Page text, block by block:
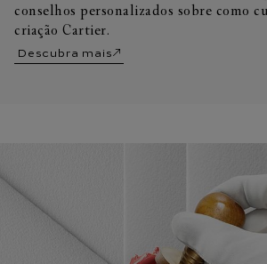
conselhos personalizados sobre como
criação Cartier.
Descubra mais